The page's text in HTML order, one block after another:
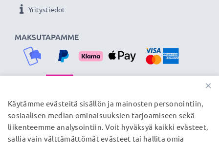
MAKSUTAPAMME
Yritystiedot
TOIMITUSKUMPPANIMME
© subtel.fi 2026
×
Käytämme evästeitä sisällön ja mainosten personointiin,
sosiaalisen median ominaisuuksien tarjoamiseen sekä
liikenteemme analysointiin. Voit hyväksyä kaikki evästeet,
sallia vain välttämättömät evästeet tai hallita omia